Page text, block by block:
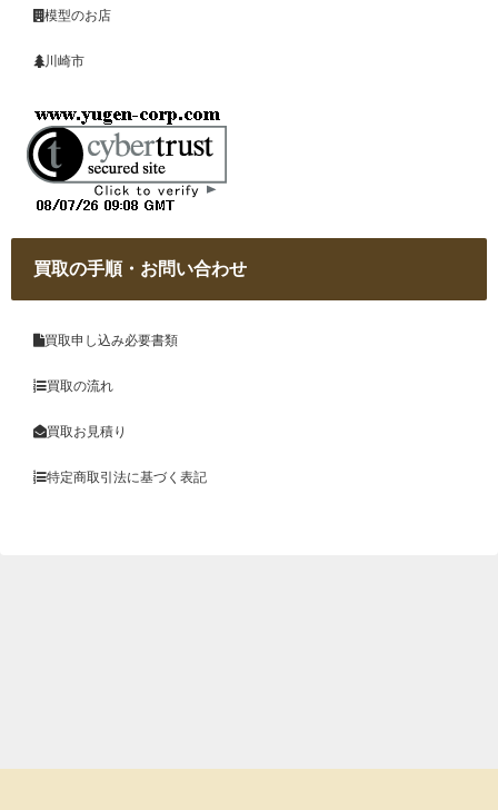
模型のお店
川崎市
買取の手順・お問い合わせ
買取申し込み必要書類
買取の流れ
買取お見積り
特定商取引法に基づく表記